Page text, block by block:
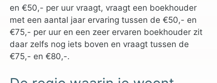
en €50,- per uur vraagt, vraagt een boekhouder
met een aantal jaar ervaring tussen de €50,- en
€75,- per uur en een zeer ervaren boekhouder zit
daar zelfs nog iets boven en vraagt tussen de
€75,- en €80,-.